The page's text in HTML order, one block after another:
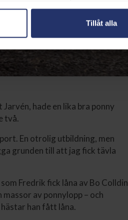
Tillåt alla
hade en lika bra ponny
två.
En otrolig utbildning, men
grunden till att jag fick tävla
Fredrik fick låna av Bo Colldin
av ponnylopp – och
han fått låna.